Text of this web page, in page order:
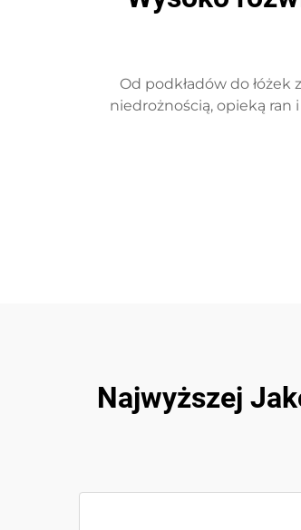
Od podkładów do
niedrożnością, opieką
Najwyższej